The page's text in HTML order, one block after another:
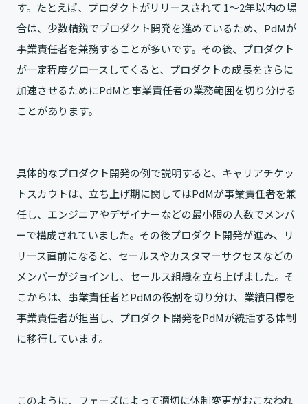
す。たとえば、プロダクトがリリースされて 1〜2年以内の場
合は、少数精鋭でプロダクト開発を進めているため、PdMが
事業責任者を兼務することが多いです。その後、プロダクト
が一定程度グロースしてくると、プロダクトの成長をさらに
加速させるためにPdMと事業責任者の業務範囲を切り分ける
ことがあります。
具体的なプロダクト開発の例で説明すると、キャリアチケッ
トスカウトは、立ち上げ期に関してはPdMが事業責任者を兼
任し、エンジニアやデザイナーなどの最小限の人数でメンバ
ーで構成されていました。その後プロダクト開発が進み、リ
リース直前になると、セールスやカスタマーサクセスなどの
メンバーがジョインし、セールス組織を立ち上げました。そ
こからは、事業責任者とPdMの役割を切り分け、業績目標を
事業責任者が担当し、プロダクト開発をPdMが統括する体制
に移行しています。
このように、フェーズによって適切に体制変更がおこなわれ